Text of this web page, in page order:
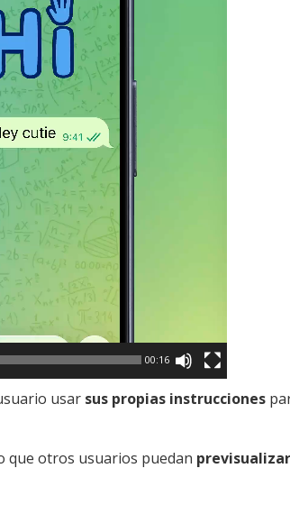
00:16
usar sus propias instrucciones
que otros usuarios puedan